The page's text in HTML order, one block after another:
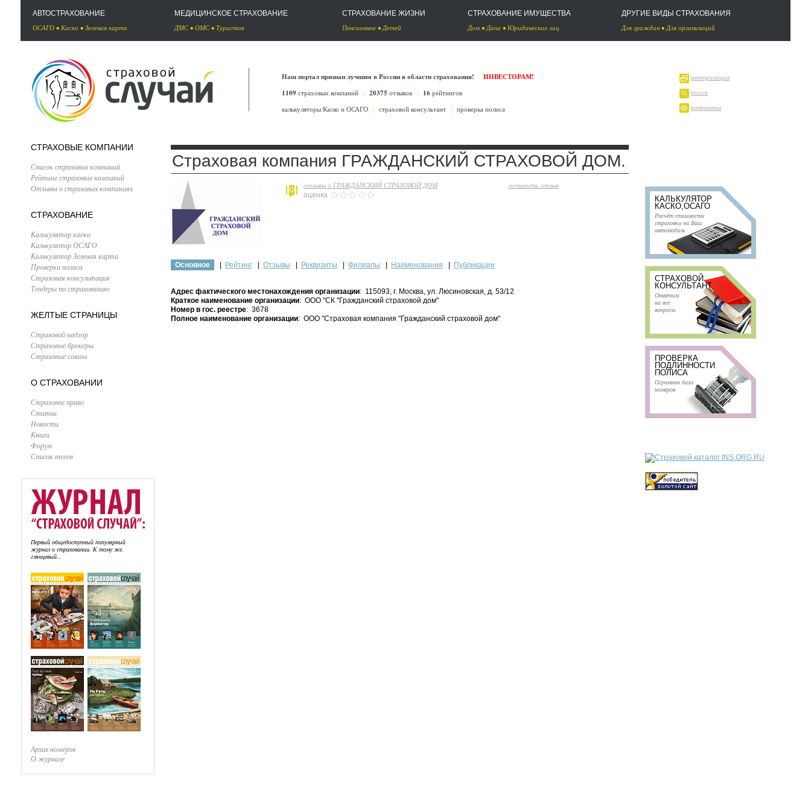
АВТОСТРАХОВАНИЕ
ОСАГО • Каско • Зеленая карта
МЕДИЦИНСКОЕ СТРАХОВАНИЕ
ДМС• ОМС• Туристов
СТРАХОВАНИЕ ЖИЗНИ
Пенсионное •Детей
СТРАХОВАНИЕ ИМУЩЕСТВА
Дом •Дача • Юридических лиц
ДРУГИЕ ВИДЫ СТРАХОВАНИЯ
Для граждан •Для организаций
Наш портал признан лучшим в России в области страхования!
ИНВЕСТОРАМ!
1109 страховых компаний | 20375 отзывов | 16 рейтингов
калькуляторы Каско и ОСАГО | страховой консультант | проверка полиса
авторизация
поиск
контакты
СТРАХОВЫЕ КОМПАНИИ
Список страховых компаний
Рейтинг страховых компаний
Отзывы о страховых компаниях
СТРАХОВАНИЕ
Калькулятор каско
Калькулятор ОСАГО
Калькулятор Зеленая карта
Проверка полиса
Страховая консультация
Тендеры по страхованию
ЖЕЛТЫЕ СТРАНИЦЫ
Страховой надзор
Страховые брокеры
Страховые союзы
О СТРАХОВАНИИ
Страховое право
Статьи
Новости
Книги
Форум
Список тегов
Первый общедоступный популярный
журнал о страховании. К тому же,
глянцевый...
Архив номеров
О журнале
Страховая компания ГРАЖДАНСКИЙ СТРАХОВОЙ ДОМ.
0
отзывы о ГРАЖДАНСКИЙ СТРАХОВОЙ ДОМ
оценка
оставить отзыв
Основное Рейтинг Отзывы Реквизиты Филиалы Наименования Публикации
Адрес фактического местонахождения организации: 115093, г. Москва, ул. Люсиновская, д. 53/12
Краткое наименование организации: ООО "СК "Гражданский страховой дом"
Номер в гос. реестре: 3678
Полное наименование организации: ООО "Страховая компания "Гражданский страховой дом"
КАЛЬКУЛЯТОР
КАСКО,ОСАГО
Расчёт стоимости
страховки на Ваш
автомобиль
СТРАХОВОЙ
КОНСУЛЬТАНТ
Ответим
на все
вопросы
ПРОВЕРКА
ПОДЛИННОСТИ
ПОЛИСА
Огромная база
номеров